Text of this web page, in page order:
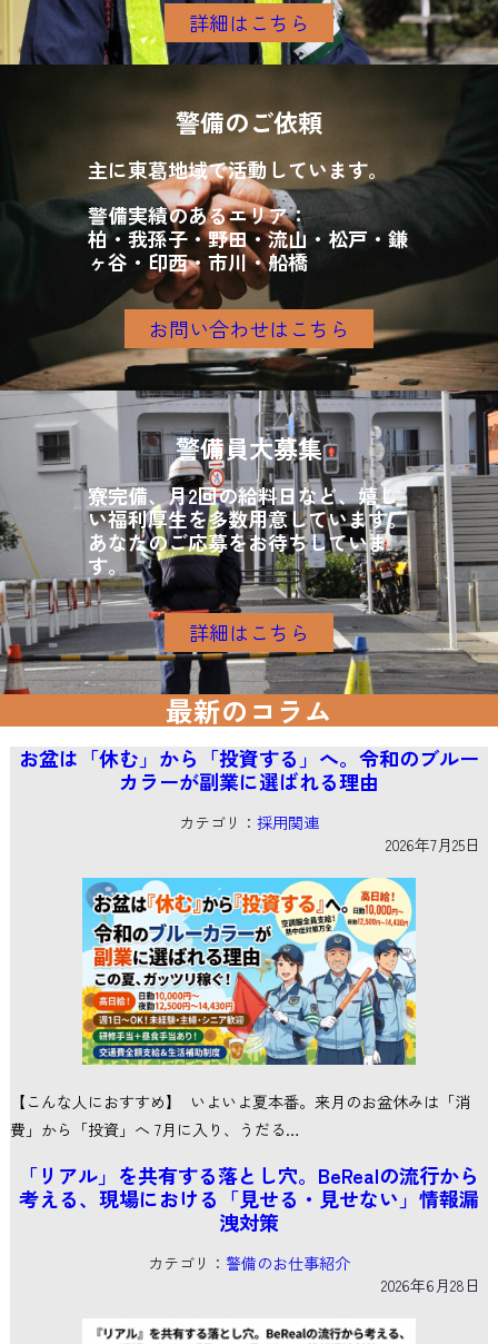
詳細はこちら
警備のご依頼
主に東葛地域で活動しています。
警備実績のあるエリア：
柏・我孫子・野田・流山・松戸・鎌
ヶ谷・印西・市川・船橋
お問い合わせはこちら
警備員大募集
寮完備、月2回の給料日など、嬉し
い福利厚生を多数用意しています。
あなたのご応募をお待ちしていま
す。
詳細はこちら
最新のコラム
お盆は「休む」から「投資する」へ。令和のブルー
カラーが副業に選ばれる理由
カテゴリ： 採用関連
2026年7月25日
【こんな人におすすめ】 いよいよ夏本番。来月のお盆休みは「消
費」から「投資」へ 7月に入り、うだる…
「リアル」を共有する落とし穴。BeRealの流行から
考える、現場における「見せる・見せない」情報漏
洩対策
カテゴリ： 警備のお仕事紹介
2026年6月28日